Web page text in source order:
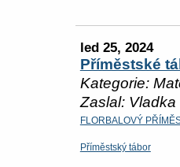
led 25, 2024
Příměstské
Kategorie:
Zaslal: Vladka
FLORBALOVÝ
Příměstský tábor